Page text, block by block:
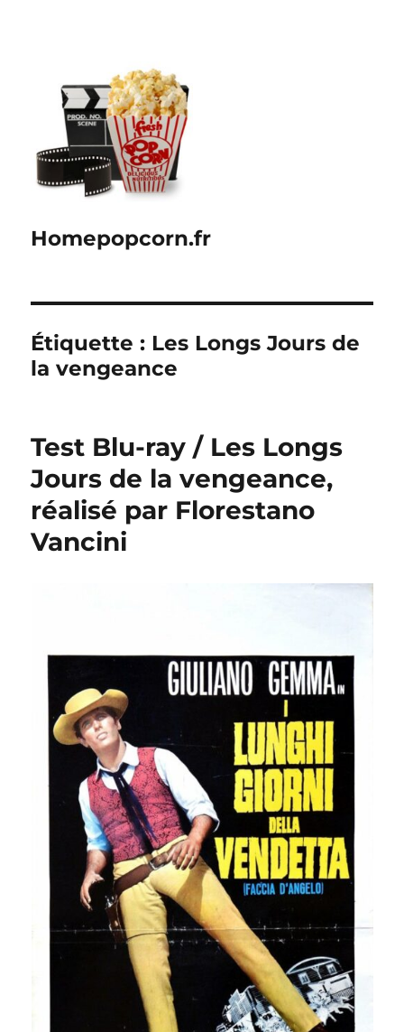
Homepopcorn.fr
Étiquette : Les Longs Jours de
la vengeance
Test Blu-ray / Les Longs
Jours de la vengeance,
réalisé par Florestano
Vancini